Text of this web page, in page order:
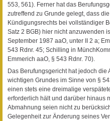
553, 561). Ferner hat das
zutreffend zu Grunde gelegt, dass
Kündigungsrechts bei vollständiger
Satz 2 BGB) hier nicht anzuwenden
September 1987 aaO, unter II 2 a;
543 Rdnr. 45; Schilling in
Emmerich aaO, § 543 Rdnr. 70).
Das Berufungsgericht hat jedoch
wichtigen Grundes im Sinne von §
einen stets eine dreimalige
erforderlich hält und darüber hinaus
Abmahnung seien nicht zu
Gelegenheit zur Änderung seines